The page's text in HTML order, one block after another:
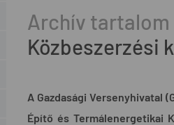
Közbeszerzési
A Gazdasági Versenyhivatal
Építő és Termálenergetikai